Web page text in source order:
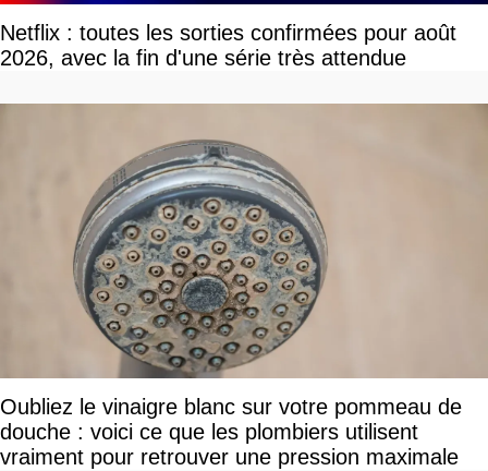
Netflix : toutes les sorties confirmées pour août
2026, avec la fin d'une série très attendue
Oubliez le vinaigre blanc sur votre pommeau de
douche : voici ce que les plombiers utilisent
vraiment pour retrouver une pression maximale